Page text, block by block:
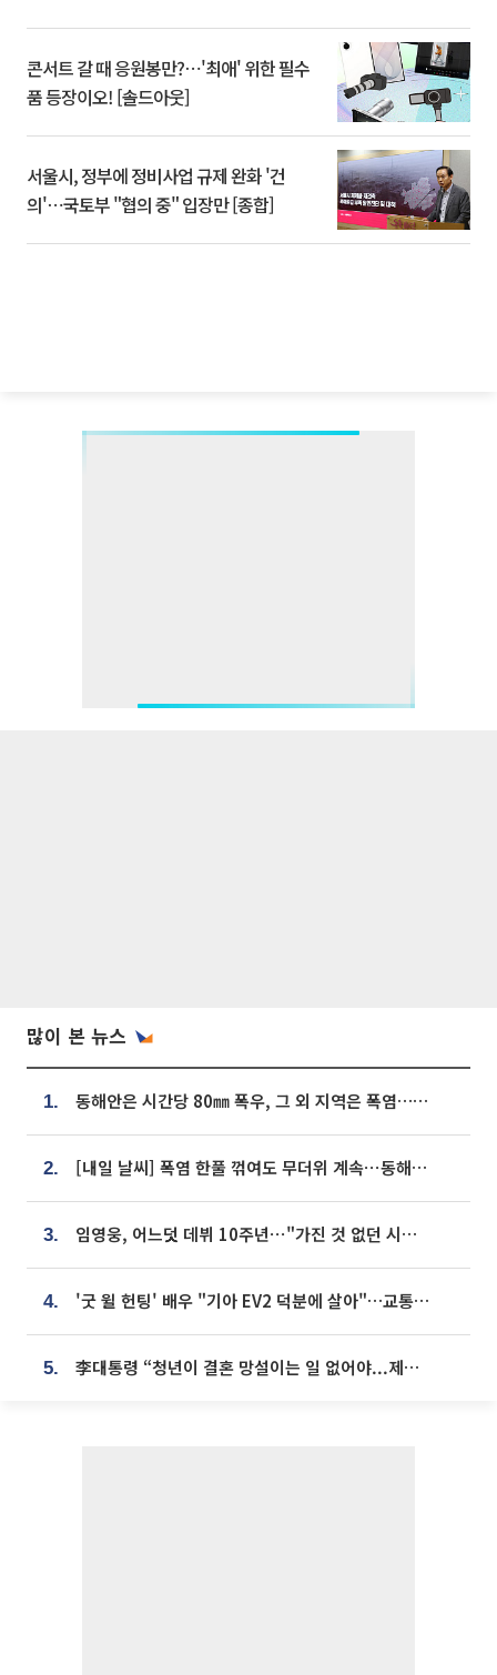
콘서트 갈 때 응원봉만?⋯'최애' 위한 필수
품 등장이오! [솔드아웃]
서울시, 정부에 정비사업 규제 완화 '건
의'⋯국토부 "협의 중" 입장만 [종합]
많이 본 뉴스
1. 동해안은 시간당 80㎜ 폭우, 그 외 지역은 폭염…‘극과 극 날씨’
2. [내일 날씨] 폭염 한풀 꺾여도 무더위 계속⋯동해안 이틀 연속 비
3. 임영웅, 어느덧 데뷔 10주년⋯"가진 것 없던 시절, 내 앞엔 20명의 팬뿐"
4. '굿 윌 헌팅' 배우 "기아 EV2 덕분에 살아"…교통사고 후 안전성 극찬
5. 李대통령 “청년이 결혼 망설이는 일 없어야...제도상 불이익 조사”